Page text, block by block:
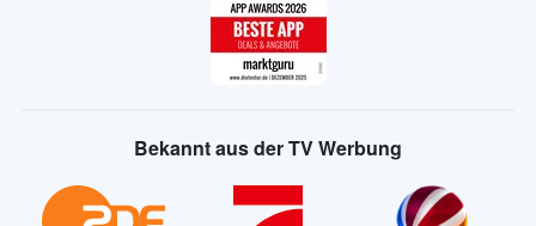
Bekannt aus der TV Werbung